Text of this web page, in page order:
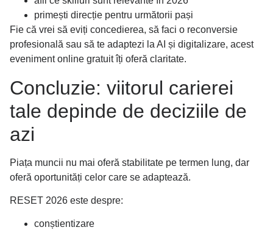
primești direcție pentru următorii pași
Fie că vrei să eviți concedierea, să faci o reconversie
profesională sau să te adaptezi la AI și digitalizare, acest
eveniment online gratuit îți oferă claritate.
Concluzie: viitorul carierei
tale depinde de deciziile de
azi
Piața muncii nu mai oferă stabilitate pe termen lung, dar
oferă oportunități celor care se adaptează.
RESET 2026 este despre:
conștientizare